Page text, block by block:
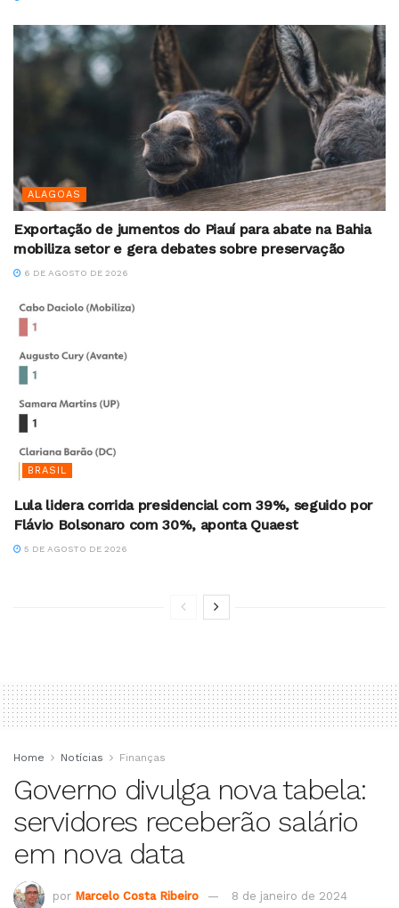
ALAGOAS
Exportação de jumentos do Piauí para abate na Bahia
mobiliza setor e gera debates sobre preservação
6 DE AGOSTO DE 2026
BRASIL
Lula lidera corrida presidencial com 39%, seguido por
Flávio Bolsonaro com 30%, aponta Quaest
5 DE AGOSTO DE 2026
Home Notícias Finanças
Governo divulga nova tabela:
servidores receberão salário
em nova data
por Marcelo Costa Ribeiro 8 de janeiro de 2024